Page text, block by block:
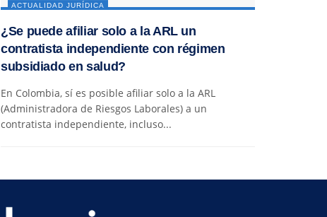
ACTUALIDAD JURÍDICA
¿Se puede afiliar solo a la ARL un
contratista independiente con régimen
subsidiado en salud?
En Colombia, sí es posible afiliar solo a la ARL
(Administradora de Riesgos Laborales) a un
contratista independiente, incluso...